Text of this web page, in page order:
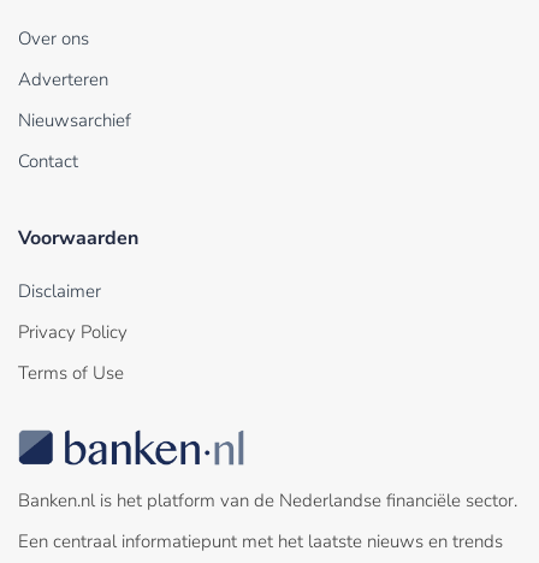
Over ons
Adverteren
Nieuwsarchief
Contact
Voorwaarden
Disclaimer
Privacy Policy
Terms of Use
Banken.nl is het platform van de Nederlandse financiële sector.
Een centraal informatiepunt met het laatste nieuws en trends